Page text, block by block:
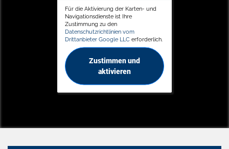
Für die Aktivierung der Karten- und
Navigationsdienste ist Ihre
Zustimmung zu den
Datenschutzrichtlinien vom
Drittanbieter Google LLC erforderlich.
Zustimmen und
aktivieren